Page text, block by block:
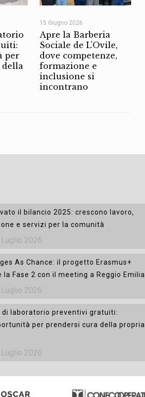
per
della
15 Giugno 2026
Apre la Barberia
Sociale de L’Ovile,
dove competenze,
formazione e
inclusione si
incontrano
il bilancio 2025: crescono lavoro,
e servizi per la comunità
Luglio 2026
As Chance: il progetto Erasmus+
la Fase 2 con il meeting a Reggio Emilia
Luglio 2026
di laboratorio preventivi gratuiti:
per prendersi cura della propria
Luglio 2026